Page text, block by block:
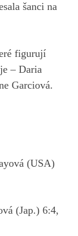
šanci na
figurují
– Daria
Garciová.
(USA)
(Jap.) 6:4,